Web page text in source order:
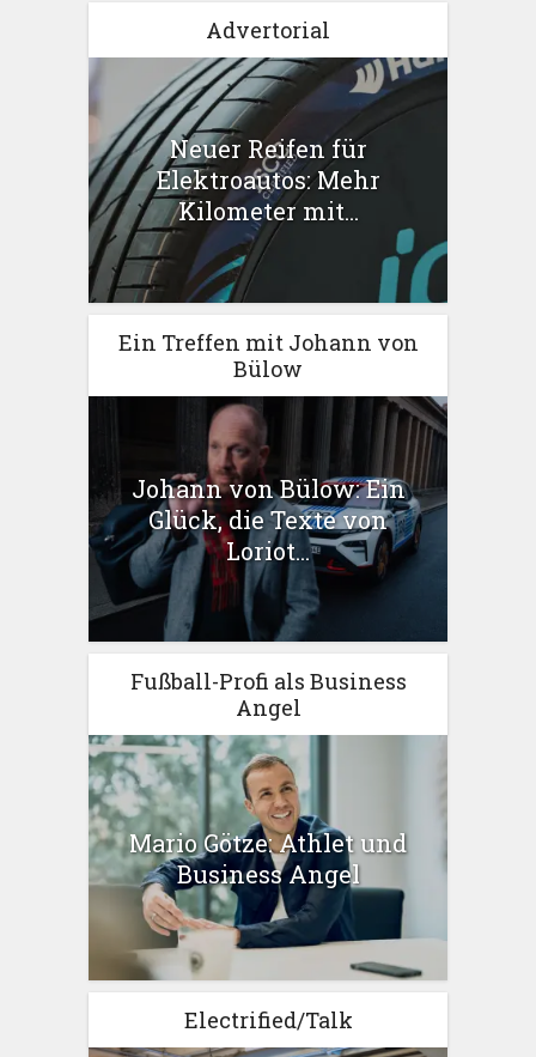
Advertorial
Neuer Reifen für
Elektroautos: Mehr
Kilometer mit...
Ein Treffen mit Johann von
Bülow
Johann von Bülow: Ein
Glück, die Texte von
Loriot...
Fußball-Profi als Business
Angel
Mario Götze: Athlet und
Business Angel
Electrified/Talk